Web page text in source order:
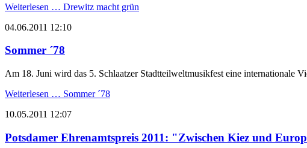
Weiterlesen … Drewitz macht grün
04.06.2011 12:10
Sommer ´78
Am 18. Juni wird das 5. Schlaatzer Stadtteilweltmusikfest eine internationale
Weiterlesen … Sommer ´78
10.05.2011 12:07
Potsdamer Ehrenamtspreis 2011: "Zwischen Kiez und